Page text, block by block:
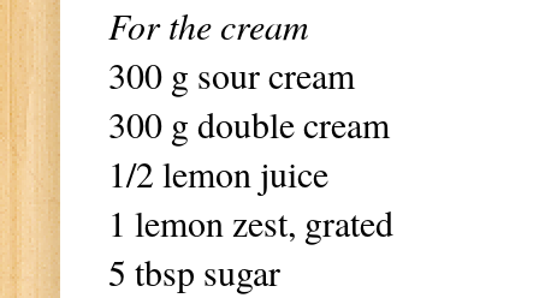
For the cream
300 g sour cream
300 g double cream
1/2 lemon juice
1 lemon zest, grated
5 tbsp sugar